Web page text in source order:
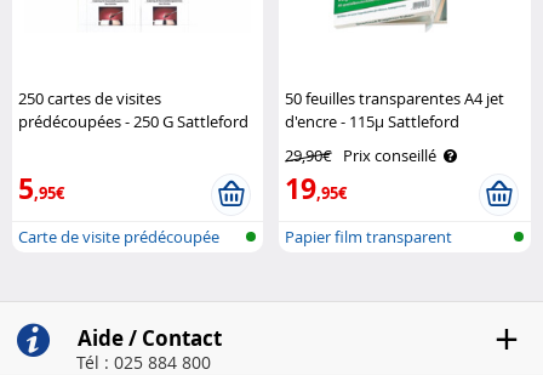
250 cartes de visites
prédécoupées - 250 G Sattleford
5,95€
Carte de visite prédécoupée
50 feuilles transparentes A4 jet
d'encre - 115µ Sattleford
29,90€ Prix conseillé
19,95€
Papier film transparent
Aide / Contact
Tél : 025 884 800